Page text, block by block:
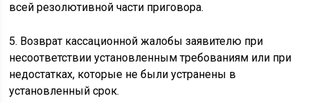
всей резолютивной части приговора.
5. Возврат кассационной жалобы заявителю при
несоответствии установленным требованиям или при
недостатках, которые не были устранены в
установленный срок.